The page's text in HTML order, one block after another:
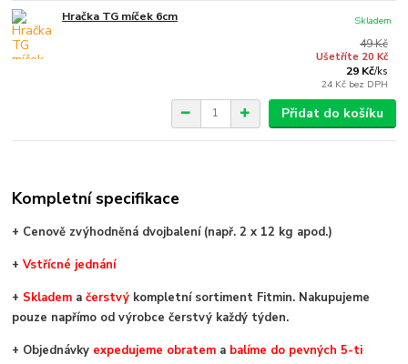
Hračka TG míček 6cm
49 Kč
Ušetříte 20 Kč
29 Kč/ks
24 Kč bez DPH
Skladem
Přidat do košíku
Kompletní specifikace
+ Cenově zvýhodněná dvojbalení (např. 2 x 12 kg apod.)
+Vstřícné jednání
+ Skladem ačerstvý kompletní sortiment Fitmin. Nakupujeme
pouze napřímo od výrobce čerstvý každý týden.
+ Objednávky expedujeme obratem a balíme do pevných 5-ti